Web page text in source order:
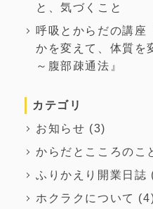
と、気づくこと
呼吸とからだの講座
かを変えて、体質を
～腹部疎通法』
カテゴリ
お知らせ (3)
からだとこころのこ
ふりかえり開業日誌
ホクラクについて